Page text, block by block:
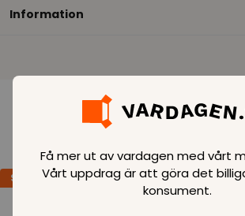
Få mer ut av vardagen med vårt
Vårt uppdrag är att göra det
konsument.
Information
SPARA 99 SEK SPARA 99 SEK